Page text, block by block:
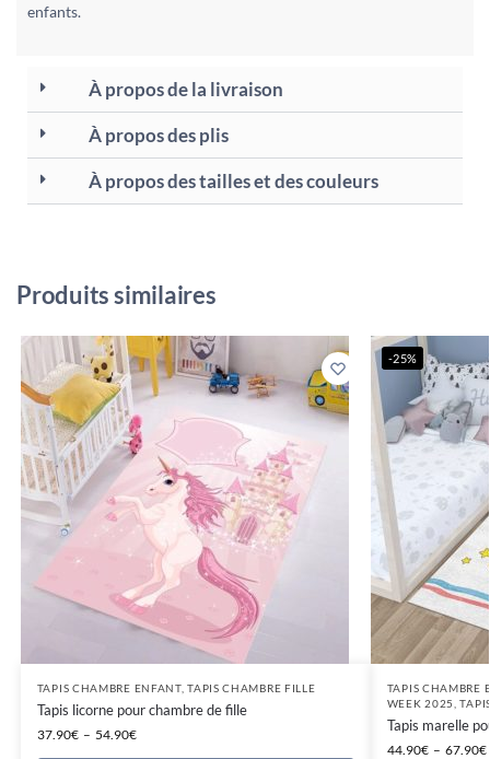
enfants.
À propos de la livraison
À propos des plis
À propos des tailles et des couleurs
Produits similaires
TAPIS CHAMBRE ENFANT,TAPIS CHAMBRE FILLE
Tapis licorne pour chambre de fille
37.90€ – 54.90€
-25%
TAPIS CHAMBRE
WEEK 2025 ,
Tapis marelle
44.90€ – 67.90€